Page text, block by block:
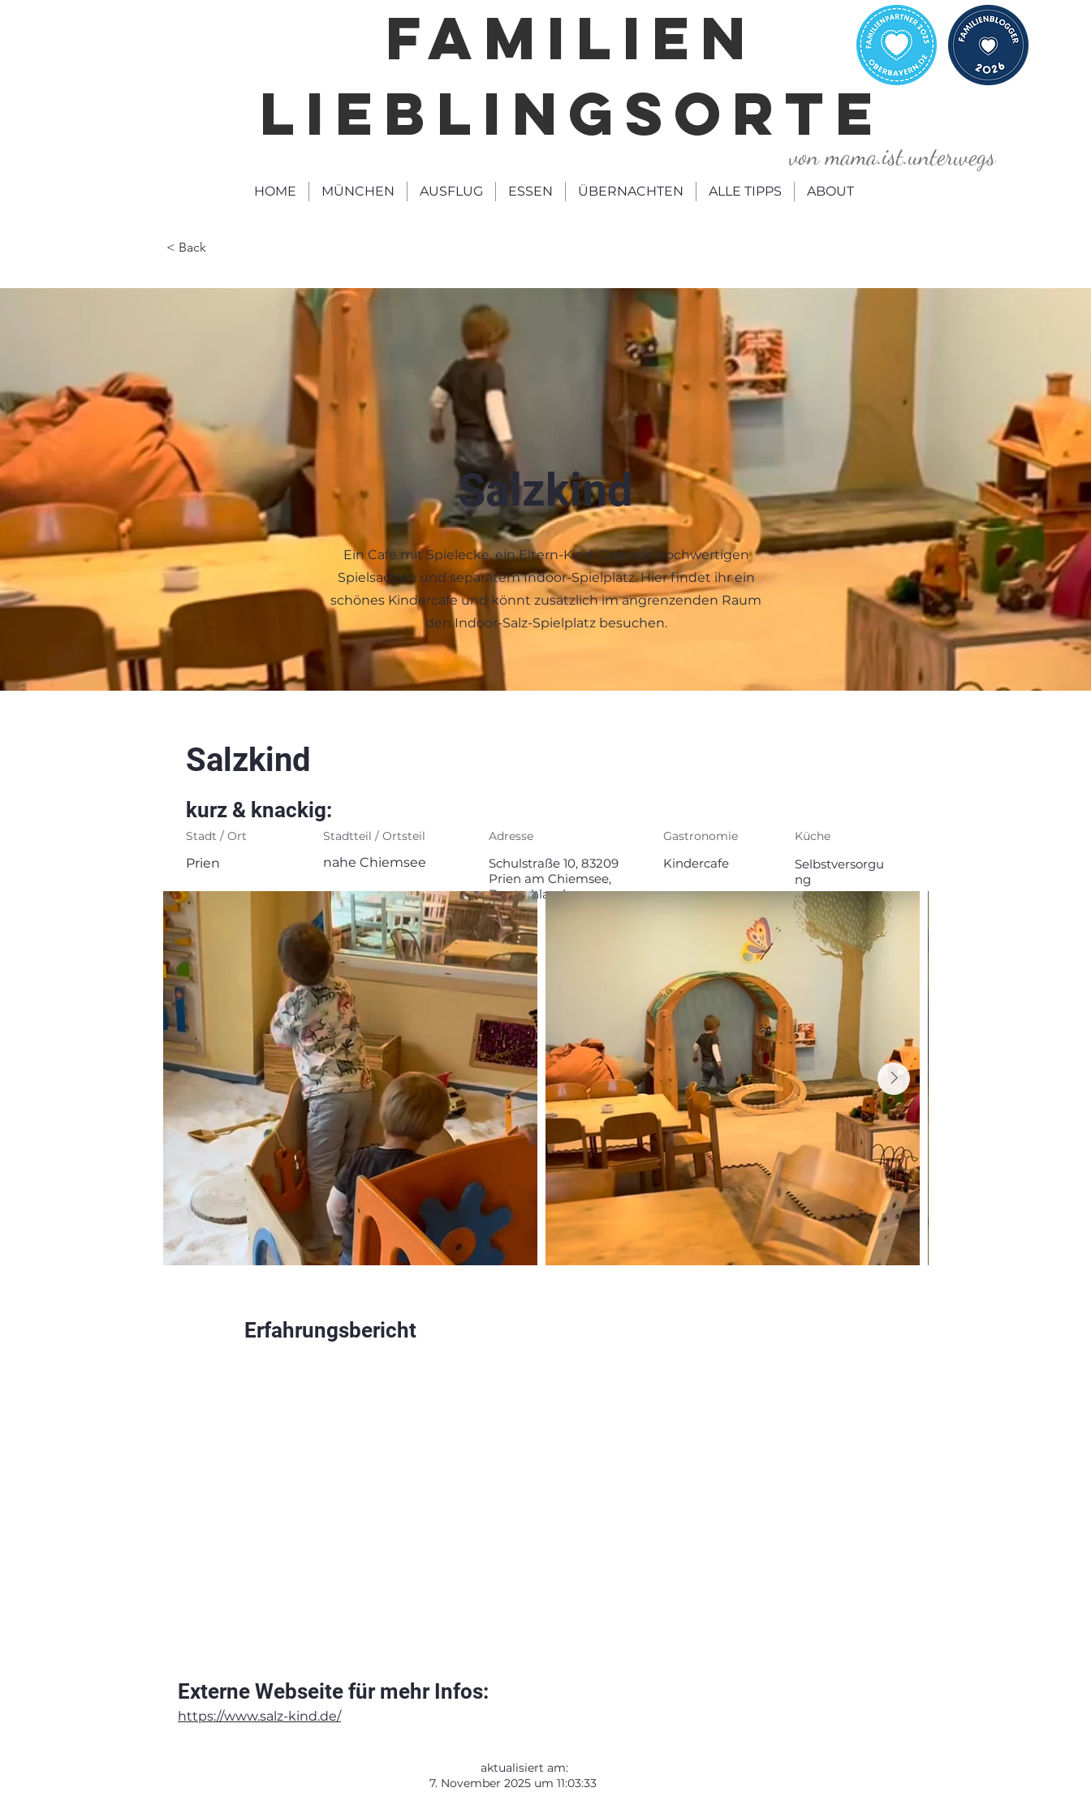
FAMILIEN
LIEBLINGSORTE
von mama.ist.unterwegs
HOME MÜNCHEN AUSFLUG ESSEN ÜBERNACHTEN ALLE TIPPS ABOUT
< Back
Salzkind
Ein Café mit Spielecke, ein Eltern-Kind-Cafe mit hochwertigen
Spielsachen und separatem Indoor-Spielplatz. Hier findet ihr ein
schönes Kindercafe und könnt zusätzlich im angrenzenden Raum
den Indoor-Salz-Spielplatz besuchen.
Salzkind
kurz & knackig:
Stadt / Ort
Prien
Stadtteil / Ortsteil
nahe Chiemsee
Adresse
Schulstraße 10, 83209
Prien am Chiemsee,
Deutschland
Gastronomie
Kindercafe
Küche
Selbstversorgu
ng
Erfahrungsbericht
Externe Webseite für mehr Infos:
https://www.salz-kind.de/
aktualisiert am:
7. November 2025 um 11:03:33